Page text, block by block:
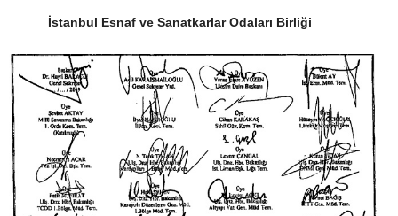
İstanbul Esnaf ve Sanatkarlar Odaları Birliği